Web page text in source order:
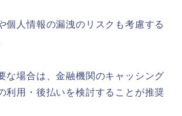
個人情報の漏洩のリスクも考慮する
な場合は、金融機関のキャッシング
利用・後払いを検討することが推奨